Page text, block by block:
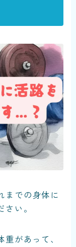
までの身体に
い。
があって、